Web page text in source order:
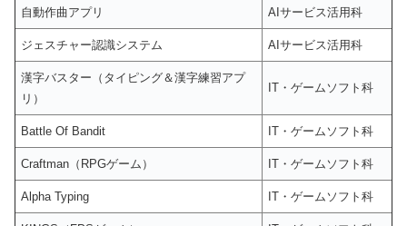
自動作曲アプリ AIサービス活用科
ジェスチャー認識システム AIサービス活用科
漢字バスター（タイピング＆漢字練習アプ
リ）
IT・ゲームソフト科
Battle Of Bandit IT・ゲームソフト科
Craftman（RPGゲーム） IT・ゲームソフト科
Alpha Typing IT・ゲームソフト科